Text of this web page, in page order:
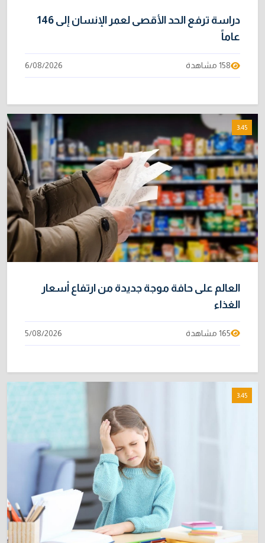
دراسة ترفع الحد الأقصى لعمر الإنسان إلى 146
عاماً
158 مشاهدة 6/08/2026
3:45
العالم على حافة موجة جديدة من ارتفاع أسعار
الغذاء
165 مشاهدة 5/08/2026
3:45